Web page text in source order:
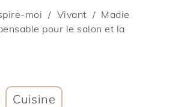
moi Vivant
Madie
pour le salon et la
Cuisine